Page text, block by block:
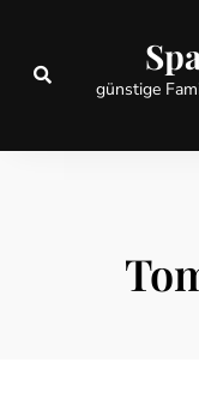
günstige